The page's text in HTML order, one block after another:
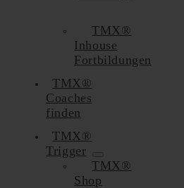
TMX®
Inhouse
Fortbildungen
TMX®
Coaches
finden
TMX®
Trigger
TMX®
Shop